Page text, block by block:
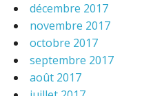
décembre 2017
novembre 2017
octobre 2017
septembre 2017
août 2017